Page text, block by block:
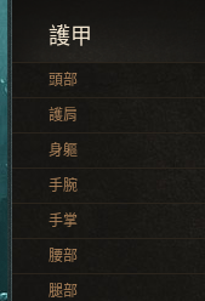
護甲
頭部
護肩
身軀
手腕
手掌
腰部
腿部